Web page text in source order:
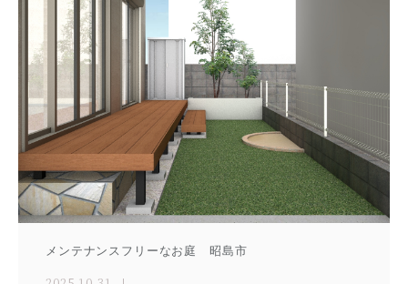
メンテナンスフリーなお庭 昭島市